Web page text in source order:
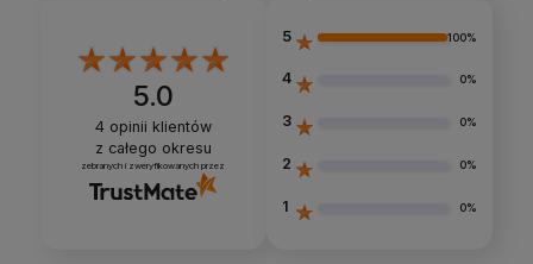
5.0
4opinii klientów
z całego okresu
zebranych i zweryfikowanych przez
5 100%
4 0%
3 0%
2 0%
1 0%